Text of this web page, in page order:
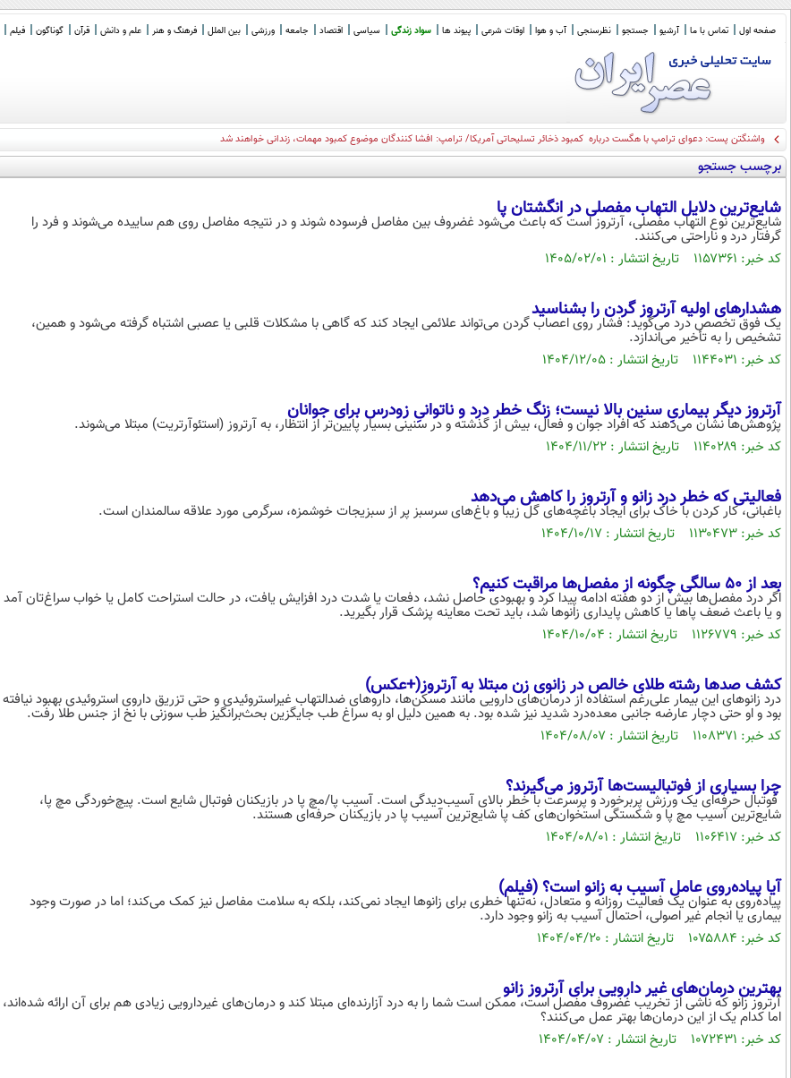
صفحه اول تماس با ما آرشیو جستجو نظرسنجی آب و هوا اوقات شرعی پیوند ها سواد زندگی سیاسی اقتصاد جامعه ورزشی بین الملل فرهنگ و هنر علم و دانش قرآن گوناگون فیلم
واشنگتن پست: دعوای ترامپ با هگست درباره کمبود ذخائر تسلیحاتی آمریکا/ ترامپ: افشا کنندگان موضوع کمبود مهمات، زندانی خواهند شد
برچسب جستجو
شایع‌ترین دلایل التهاب مفصلی در انگشتان پا
شایع‌ترین نوع التهاب مفصلی، آرتروز است که باعث می‌شود غضروف بین مفاصل فرسوده شوند و در نتیجه مفاصل روی هم ساییده می‌شوند و فرد را
گرفتار درد و ناراحتی می‌کنند.
کد خبر: ۱۱۵۷۳۶۱ تاریخ انتشار : ۱۴۰۵/۰۲/۰۱
هشدارهای اولیه آرتروز گردن را بشناسید
یک فوق تخصص درد می‌گوید: فشار روی اعصاب گردن می‌تواند علائمی ایجاد کند که گاهی با مشکلات قلبی یا عصبی اشتباه گرفته می‌شود و همین،
تشخیص را به تأخیر می‌اندازد.
کد خبر: ۱۱۴۴۰۳۱ تاریخ انتشار : ۱۴۰۴/۱۲/۰۵
آرتروز دیگر بیماریِ سنین بالا نیست؛ زنگ خطر درد و ناتوانیِ زودرس برای جوانان
پژوهش‌ها نشان می‌دهند که افراد جوان و فعال، بیش از گذشته و در سنینی بسیار پایین‌تر از انتظار، به آرتروز (استئوآرتریت) مبتلا می‌شوند.
کد خبر: ۱۱۴۰۲۸۹ تاریخ انتشار : ۱۴۰۴/۱۱/۲۲
فعالیتی که خطر درد زانو و آرتروز را کاهش می‌دهد
باغبانی، کار کردن با خاک برای ایجاد باغچه‌های گل زیبا و باغ‌های سرسبز پر از سبزیجات خوشمزه، سرگرمی مورد علاقه سالمندان است.
کد خبر: ۱۱۳۰۴۷۳ تاریخ انتشار : ۱۴۰۴/۱۰/۱۷
بعد از ۵۰ سالگی چگونه از مفصل‌ها مراقبت کنیم؟
اگر درد مفصل‌ها بیش از دو هفته ادامه پیدا کرد و بهبودی حاصل نشد، دفعات یا شدت درد افزایش یافت، در حالت استراحت کامل یا خواب سراغ‌تان آمد
و یا باعث ضعف پاها یا کاهش پایداری زانوها شد، باید تحت معاینه پزشک قرار بگیرید.
کد خبر: ۱۱۲۶۷۷۹ تاریخ انتشار : ۱۴۰۴/۱۰/۰۴
کشف صدها رشته طلای خالص در زانوی زن مبتلا به آرتروز(+عکس)
درد زانوهای این بیمار علی‌رغم استفاده از درمان‌های دارویی مانند مسکن‌ها، داروهای ضدالتهاب غیراستروئیدی و حتی تزریق داروی استروئیدی بهبود نیافته
بود و او حتی دچار عارضه جانبی معده‌درد شدید نیز شده بود. به همین دلیل او به سراغ طب جایگزین بحث‌برانگیز طب سوزنی با نخ از جنس طلا رفت.
کد خبر: ۱۱۰۸۳۷۱ تاریخ انتشار : ۱۴۰۴/۰۸/۰۷
چرا بسیاری از فوتبالیست‌ها آرتروز می‌گیرند؟
فوتبال حرفه‌ای یک ورزش پربرخورد و پرسرعت با خطر بالای آسیب‌دیدگی است. آسیب‌ پا/مچ پا در بازیکنان فوتبال شایع است. پیچ‌خوردگی مچ پا،
شایع‌ترین آسیب مچ پا و شکستگی‌ استخوان‌های کف پا شایع‌ترین آسیب پا در بازیکنان حرفه‌ای هستند.
کد خبر: ۱۱۰۶۴۱۷ تاریخ انتشار : ۱۴۰۴/۰۸/۰۱
آیا پیاده‌روی عامل آسیب به زانو است؟ (فیلم)
پیاده‌روی به عنوان یک فعالیت روزانه و متعادل، نه‌تنها خطری برای زانو‌ها ایجاد نمی‌کند، بلکه به سلامت مفاصل نیز کمک می‌کند؛ اما در صورت وجود
بیماری یا انجام غیر اصولی، احتمال آسیب به زانو وجود دارد.
کد خبر: ۱۰۷۵۸۸۴ تاریخ انتشار : ۱۴۰۴/۰۴/۲۰
بهترین درمان‌های غیر دارویی برای آرتروز زانو
آرتروز زانو که ناشی از تخریب غضروف مفصل است، ممکن است شما را به درد آزارنده‌ای مبتلا کند و درمان‌های غیردارویی زیادی هم برای آن ارائه شده‌اند،
اما کدام یک از این درمان‌ها بهتر عمل می‌کنند؟
کد خبر: ۱۰۷۲۴۳۱ تاریخ انتشار : ۱۴۰۴/۰۴/۰۷